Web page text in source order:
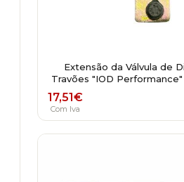
Extensão da Válvula de
Travões "IOD
17,51€
Com Iva